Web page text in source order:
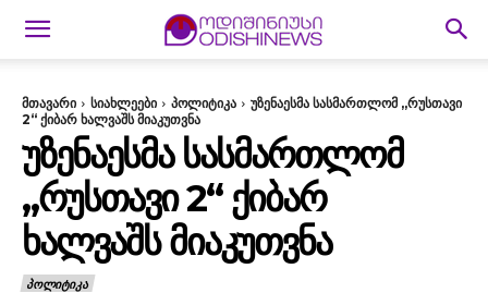
მთავარი სიახლეები პოლიტიკა
უზენაესმა სასმართლომ „რუსთავი
2“ ქიბარ ხალვაშს მიაკუთვნა
ᲣᲖᲔᲜᲐᲔᲡᲛᲐ ᲡᲐᲡᲛᲐᲠᲗᲚᲝᲛ
„ᲠᲣᲡᲗᲐᲕᲘ 2“ ᲥᲘᲑᲐᲠ
ᲮᲐᲚᲕᲐᲨᲡ ᲛᲘᲐᲙᲣᲗᲕᲜᲐ
ᲞᲝᲚᲘᲢᲘᲙᲐ